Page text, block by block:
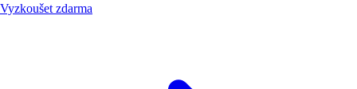
Vyzkoušet zdarma